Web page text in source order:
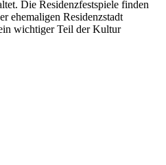
Die Residenzfestspiele finden
ehemaligen Residenzstadt
wichtiger Teil der Kultur